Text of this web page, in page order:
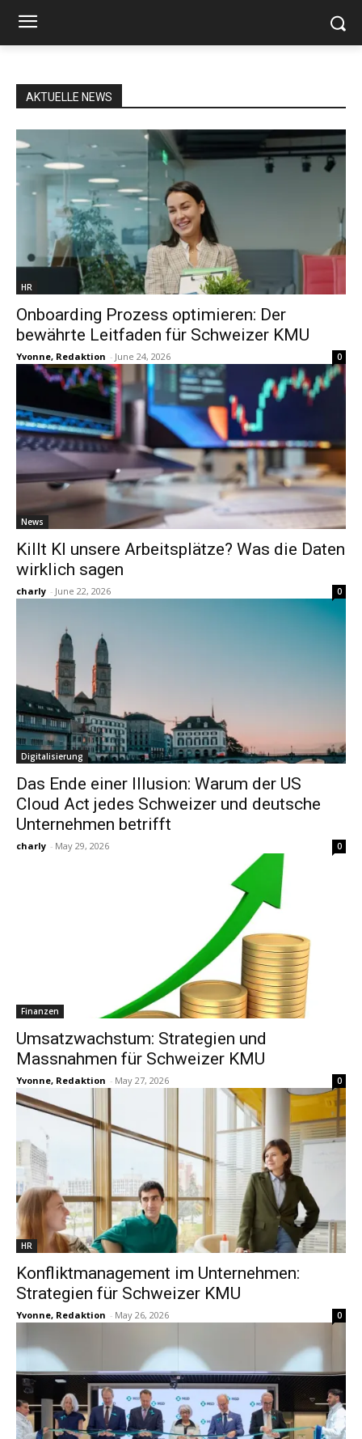
AKTUELLE NEWS
HR
Onboarding Prozess optimieren: Der
bewährte Leitfaden für Schweizer KMU
Yvonne, Redaktion - June 24, 2026 0
News
Killt KI unsere Arbeitsplätze? Was die Daten
wirklich sagen
charly - June 22, 2026 0
Digitalisierung
Das Ende einer Illusion: Warum der US
Cloud Act jedes Schweizer und deutsche
Unternehmen betrifft
charly - May 29, 2026 0
Finanzen
Umsatzwachstum: Strategien und
Massnahmen für Schweizer KMU
Yvonne, Redaktion - May 27, 2026 0
HR
Konfliktmanagement im Unternehmen:
Strategien für Schweizer KMU
Yvonne, Redaktion - May 26, 2026 0